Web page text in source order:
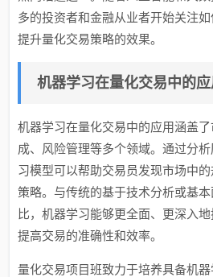
多的投资者和金融从业者开始关注
提升量化交易策略的效果。
机器学习在量化交易中的应
机器学习在量化交易中的应用涵盖
成、风险管理等多个领域。通过分
习模型可以帮助交易员发现市场中
策略。与传统的基于技术分析或基
比，机器学习能够更全面、更深入地
提高交易的准确性和效率。
量化交易项目班致力于培养具备机